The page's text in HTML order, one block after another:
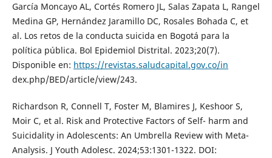
García Moncayo AL, Cortés Romero JL, Salas Zapata L, Rangel
Medina GP, Hernández Jaramillo DC, Rosales Bohada C, et
al. Los retos de la conducta suicida en Bogotá para la
política pública. Bol Epidemiol Distrital. 2023;20(7).
Disponible en: https://revistas.saludcapital.gov.co/in
dex.php/BED/article/view/243.
Richardson R, Connell T, Foster M, Blamires J, Keshoor S,
Moir C, et al. Risk and Protective Factors of Self- harm and
Suicidality in Adolescents: An Umbrella Review with Meta-
Analysis. J Youth Adolesc. 2024;53:1301-1322. DOI: